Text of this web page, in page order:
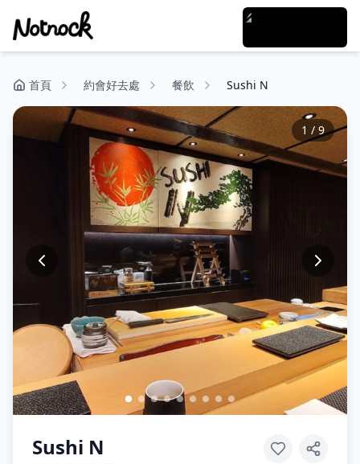
首頁 約會好去處 餐飲 Sushi N
1 / 9
Sushi N